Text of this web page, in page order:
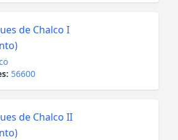
de Chalco I
56600
de Chalco II